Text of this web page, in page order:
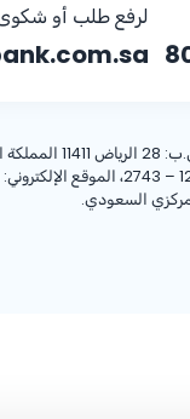
لرفع طلب أو